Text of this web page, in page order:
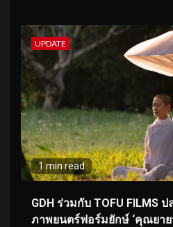
UPDATE
1 min read
GDH ร่วมกับ TOFU FILMS
ภาพยนตร์ฟอร์มยักษ์ ‘คุณยาย